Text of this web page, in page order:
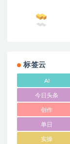
标签云
AI
今日头条
创作
单日
实操